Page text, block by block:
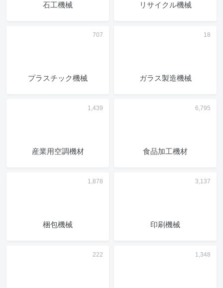
石工機械 リサイクル機械
プラスチック機械 ガラス製造機械
産業用空調機材 食品加工機材
梱包機械 印刷機械